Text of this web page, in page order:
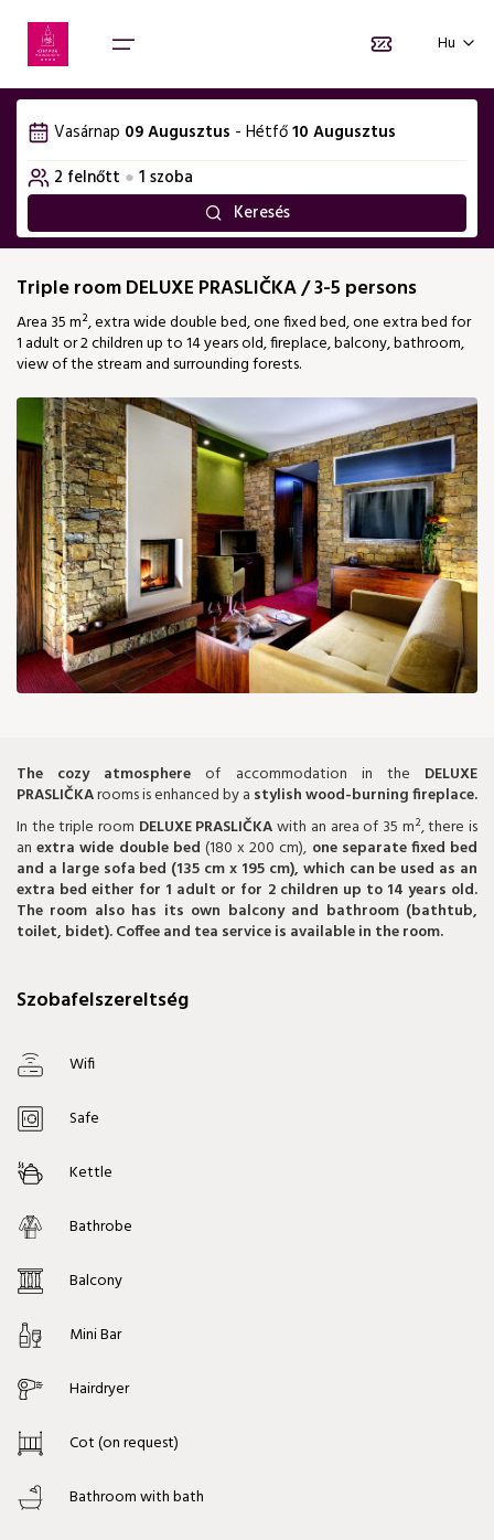
Ajándékutalványok
Hu
Vasárnap 09 Augusztus - Hétfő10 Augusztus
Augusztus 2026
H
01 02
03 04 05 06 07 08 09
10 11 12 176 € 14 15 176 €
17 18 19 20
24
176 €
25
176 €
26
176 € 176 €
28
176 €
29
176 €
30
176 €
31
151 €
2 felnőtt ● 1 szoba
1. szoba
Felnőttek száma
Keresés
Triple room DELUXE PRASLIČKA / 3-5 persons
Area 35 m², extra wide double bed, one fixed bed, one extra bed for
1 adult or 2 children up to 14 years old, fireplace, balcony, bathroom,
view of the stream and surrounding forests.
The cozy atmosphere of accommodation in the DELUXE
PRASLIČKArooms is enhanced by a stylish wood-burning fireplace.
In the triple room DELUXE PRASLIČKAwith an area of 35 m², there is
anextra wide double bed (180 x 200 cm), one separate fixed bed
and a large sofa bed (135 cm x 195 cm), which can be used as an
extra bed either for 1 adult or for 2 children up to 14 years old.
The room also has its own balcony and bathroom (bathtub,
toilet, bidet). Coffee and tea service is available in the room.
Szobafelszereltség
Wifi
Safe
Kettle
Bathrobe
Balcony
Mini Bar
Hairdryer
Cot (on request)
Bathroom with bath
Nyelvválasztás